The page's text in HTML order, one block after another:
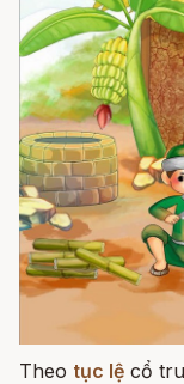
Theo tục lệ cổ